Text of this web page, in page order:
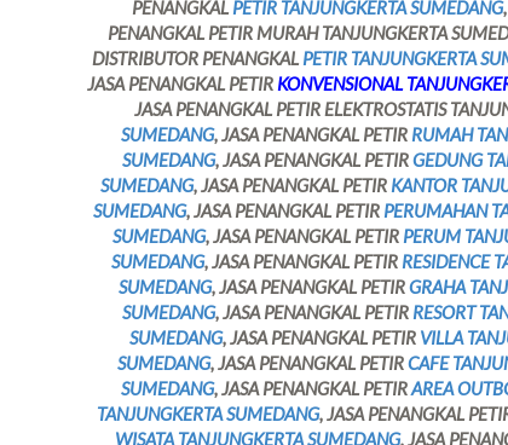
PENANGKAL PETIR TANJUNGKERTA SUMEDANG
PENANGKAL PETIR MURAH TANJUNGKERTA
DISTRIBUTOR PENANGKAL PETIR TANJUNGKERTA
JASA PENANGKAL PETIR KONVENSIONAL
JASA PENANGKAL PETIR ELEKTROSTATIS
SUMEDANG, JASA PENANGKAL PETIR RUMAH
SUMEDANG, JASA PENANGKAL PETIRGEDUNG
SUMEDANG, JASA PENANGKAL PETIR KANTOR
SUMEDANG, JASA PENANGKAL PETIR PERUMAHAN
SUMEDANG, JASA PENANGKAL PETIR PERUM
SUMEDANG, JASA PENANGKAL PETIR RESIDENCE
SUMEDANG, JASA PENANGKAL PETIRGRAHA
SUMEDANG, JASA PENANGKAL PETIR RESORT
SUMEDANG, JASA PENANGKAL PETIR VILLA
SUMEDANG, JASA PENANGKAL PETIRCAFE
SUMEDANG, JASA PENANGKAL PETIRAREA
TANJUNGKERTA SUMEDANG, JASA PENANGKAL
WISATA TANJUNGKERTA SUMEDANG, JASA